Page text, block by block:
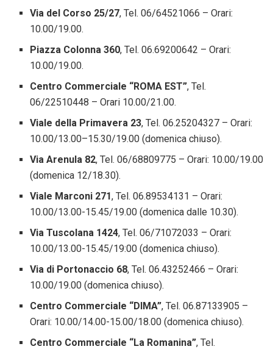
Via del Corso 25/27, Tel. 06/64521066 – Orari:
10.00/19.00.
Piazza Colonna 360, Tel. 06.69200642 – Orari:
10.00/19.00.
Centro Commerciale “ROMA EST”, Tel.
06/22510448 – Orari 10.00/21.00.
Viale della Primavera 23, Tel. 06.25204327 – Orari:
10.00/13.00–15.30/19.00 (domenica chiuso).
Via Arenula 82, Tel. 06/68809775 – Orari: 10.00/19.00
(domenica 12/18.30).
Viale Marconi 271, Tel. 06.89534131 – Orari:
10.00/13.00-15.45/19.00 (domenica dalle 10.30).
Via Tuscolana 1424, Tel. 06/71072033 – Orari:
10.00/13.00-15.45/19:00 (domenica chiuso).
Via di Portonaccio 68, Tel. 06.43252466 – Orari:
10.00/19.00 (domenica chiuso).
Centro Commerciale “DIMA”, Tel. 06.87133905 –
Orari: 10.00/14.00-15.00/18.00 (domenica chiuso).
Centro Commerciale “La Romanina”, Tel.